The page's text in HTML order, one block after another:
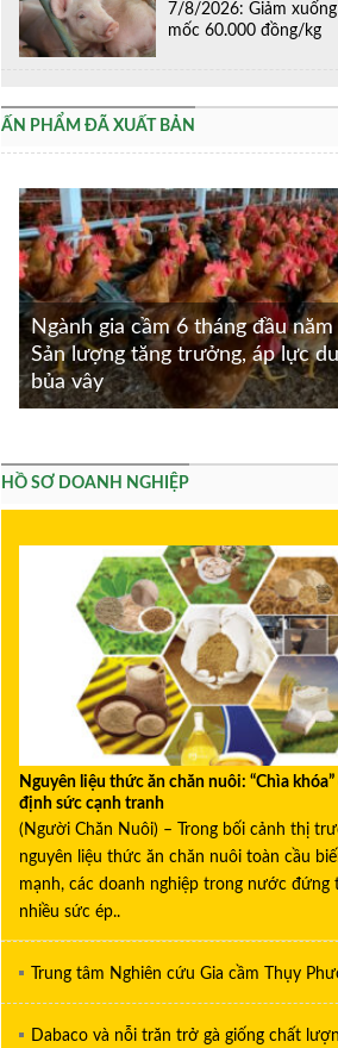
7/8/2026: Giảm
mốc 60.000 đồng/kg
ẤN PHẨM ĐÃ XUẤT BẢN
Ngành gia cầm 6 tháng đầu
Sản lượng tăng trưởng, áp lực
bủa vây
HỒ SƠ DOANH NGHIỆP
Nguyên liệu thức ăn chăn nuôi: “Chìa
định sức cạnh tranh
(Người Chăn Nuôi) – Trong bối cảnh thị
nguyên liệu thức ăn chăn nuôi toàn cầu
mạnh, các doanh nghiệp trong nước đứng
nhiều sức ép..
Trung tâm Nghiên cứu Gia cầm Thụy
Dabaco và nỗi trăn trở gà giống chất